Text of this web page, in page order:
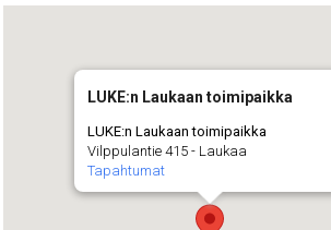
LUKE:n Laukaan toimipaikka
LUKE:n Laukaan toimipaikka
Vilppulantie 415 - Laukaa
Tapahtumat